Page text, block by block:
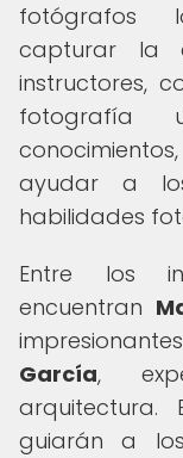
fotógrafos
capturar la
instructores,
fotografía
ayudar a
habilidades
Entre los
encuentran
García,
guiarán a